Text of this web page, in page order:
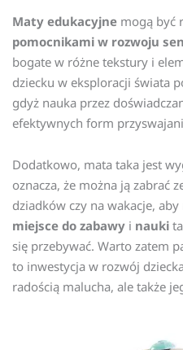
Maty edukacyjne mogą być
pomocnikami w rozwoju
bogate w różne tekstury i
dziecku w eksploracji świata
gdyż nauka przez
efektywnych form
Dodatkowo, mata taka jest
oznacza, że można ją zabrać
dziadków czy na wakacje, aby
miejsce do zabawy i nauki
się przebywać. Warto zatem
to inwestycja w rozwój
radością malucha, ale także